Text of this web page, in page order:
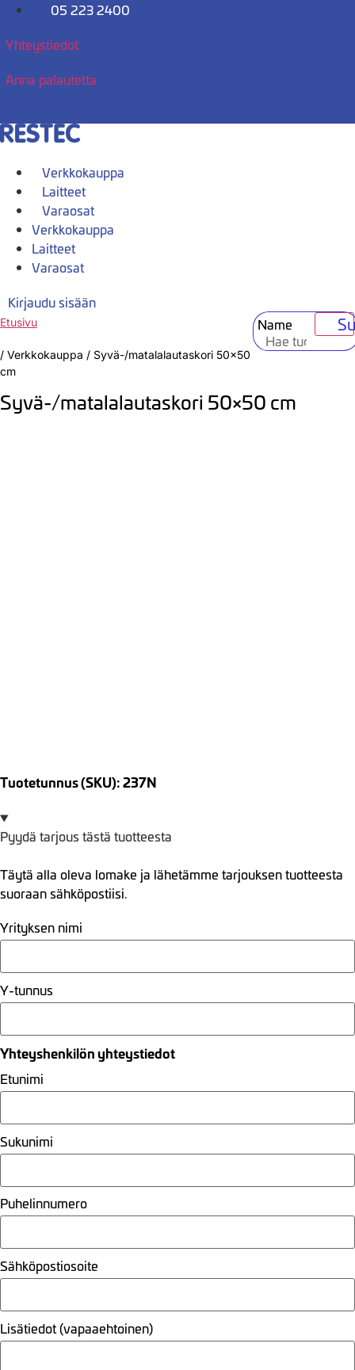
Mene
05 223 2400
Yhteystiedot
Anna palautetta
Verkkokauppa
Laitteet
Varaosat
Verkkokauppa
Laitteet
Varaosat
Kirjaudu sisään
Name
Etusivu
/ Verkkokauppa / Syvä-/matalalautaskori 50×50
cm
Syvä-/matalalautaskori 50×50 cm
Tuotetunnus (SKU): 237N
Pyydä tarjous tästä tuotteesta
Täytä alla oleva lomake ja lähetämme tarjouksen tuotteesta
suoraan sähköpostiisi.
Yrityksen nimi
Y-tunnus
Yhteyshenkilön yhteystiedot
Etunimi
Sukunimi
Puhelinnumero
Sähköpostiosoite
Lisätiedot (vapaaehtoinen)